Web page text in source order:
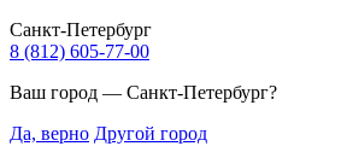
Санкт-Петербург
8 (812) 605-77-00
Ваш город — Санкт-Петербург?
Да, верно Другой город